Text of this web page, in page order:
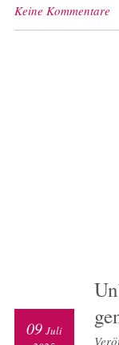
Keine Kommentare
09 Juli